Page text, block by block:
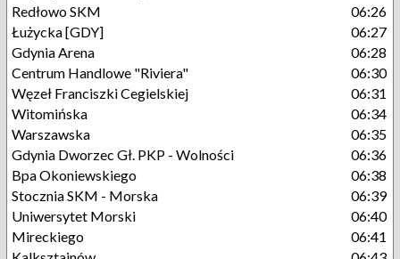
Redłowo SKM
06:26
Łużycka [GDY]
06:27
Gdynia Arena
06:28
Centrum Handlowe "Riviera"
06:30
Węzeł Franciszki Cegielskiej
06:31
Witomińska
06:34
Warszawska
06:35
Gdynia Dworzec Gł. PKP - Wolności
06:36
Bpa Okoniewskiego
06:38
Stocznia SKM - Morska
06:39
Uniwersytet Morski
06:40
Mireckiego
06:41